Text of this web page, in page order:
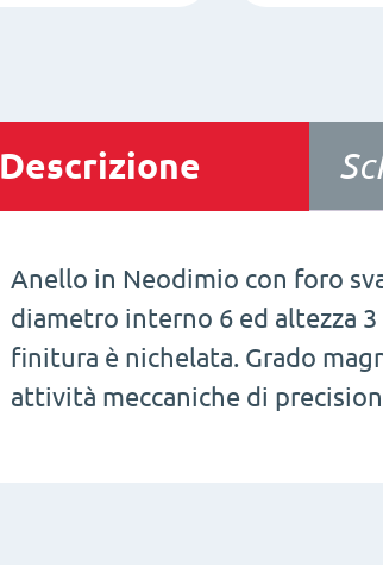
Descrizione
Anello in Neodimio con foro
diametro interno 6 ed altezza
finitura è nichelata. Grado
attività meccaniche di